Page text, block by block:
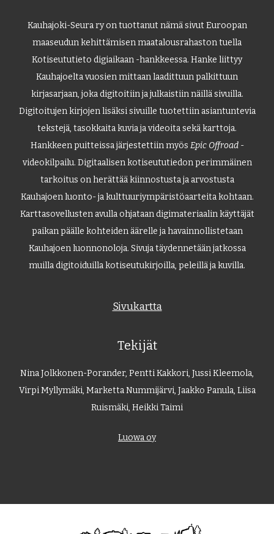
Kauhajoki-Seura ry on tuottanut nämä sivut Euroopan
maaseudun kehittämisen maatalousrahaston tuella
Kotiseututieto digiaikaan -hankkeessa. Hanke liittyy
Kauhajoelta vuosien mittaan laadittuun palkittuun
kirjasarjaan, joka digitoitiin ja julkaistiin näillä sivuilla.
Digitoitujen kirjojen lisäksi sivuille tuotettiin asiantuntevia
tekstejä, tasokkaita kuvia ja videoita sekä karttoja.
Hankkeen puitteissa järjestettiin myös Epic Offroad-
videokilpailu. Digitaalisen kotiseututiedon perimmäinen
tarkoitus on herättää kiinnostusta ja arvostusta
Kauhajoen luonto- ja kulttuuriympäristöaarteita kohtaan.
Karttasovellusten avulla ohjataan digimateriaalin käyttäjät
paikan päälle kohteiden äärelle ja havainnollistetaan
Kauhajoen luonnonoloja. Sivuja täydennetään jatkossa
muilla digitoiduilla kotiseutukirjoilla, peleillä ja kuvilla.
Sivukartta
Tekijät
Nina Jolkkonen-Porander, Pentti Kakkori, Jussi Kleemola,
Virpi Myllymäki, Marketta Nummijärvi, Jaakko Panula, Liisa
Ruismäki, Heikki Taimi
Luowa oy